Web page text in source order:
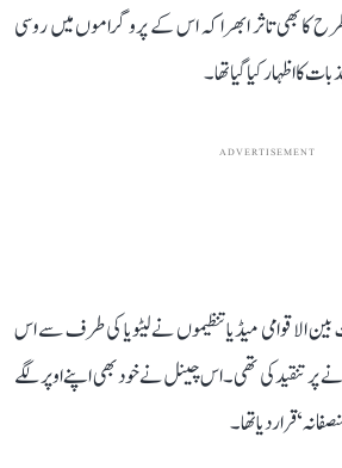
کا بھی تاثر ابھرا کہ اس کے پروگراموں میں روسی
اظہار کیا گیا تھا۔
ADVERTISEMENT
الاقوامی میڈیا تنظیموں نے لیٹویا کی طرف سے اس
پر تنقید کی تھی۔ اس چینل نے خود بھی اپنے اوپر لگے
قرار دیا تھا۔